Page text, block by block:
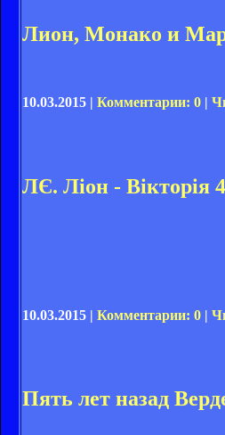
Лион, Монако и
10.03.2015 | Комментарии: 0 |
ЛЄ. Ліон - Вікторія
10.03.2015 | Комментарии: 0 |
Пять лет назад